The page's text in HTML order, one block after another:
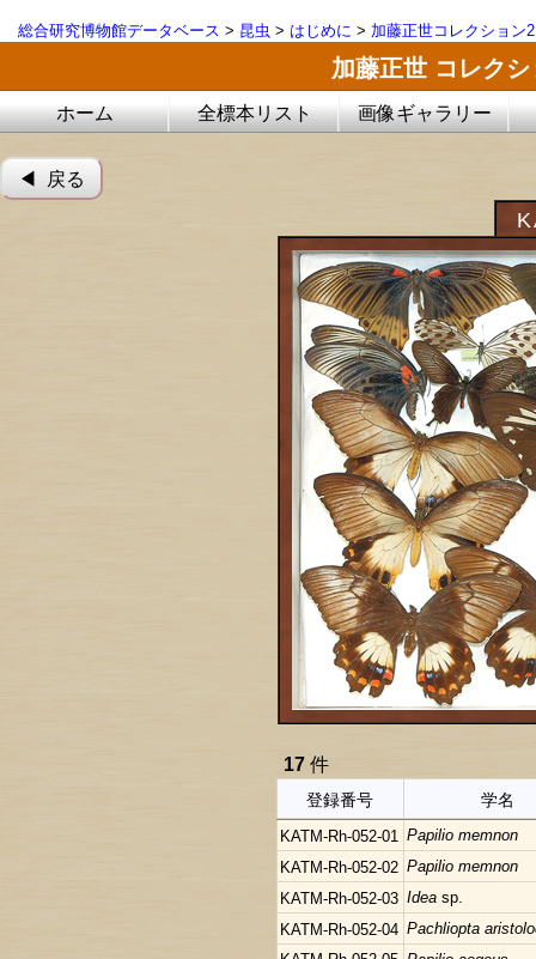
総合研究博物館データベース > 昆虫 > はじめに > 加藤正世コレクション2
加藤正世 コレク
ホーム 全標本リスト 画像ギャラリー
◀︎ 戻る
17 件
登録番号 学名
KATM-Rh-052-01 Papilio memnon
KATM-Rh-052-02 Papilio memnon
KATM-Rh-052-03 Ideasp.
KATM-Rh-052-04 Pachliopta